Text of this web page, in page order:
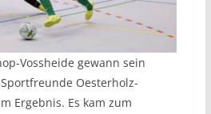
Vossheide gewann sein
Oesterholz-
Ergebnis. Es kam zum